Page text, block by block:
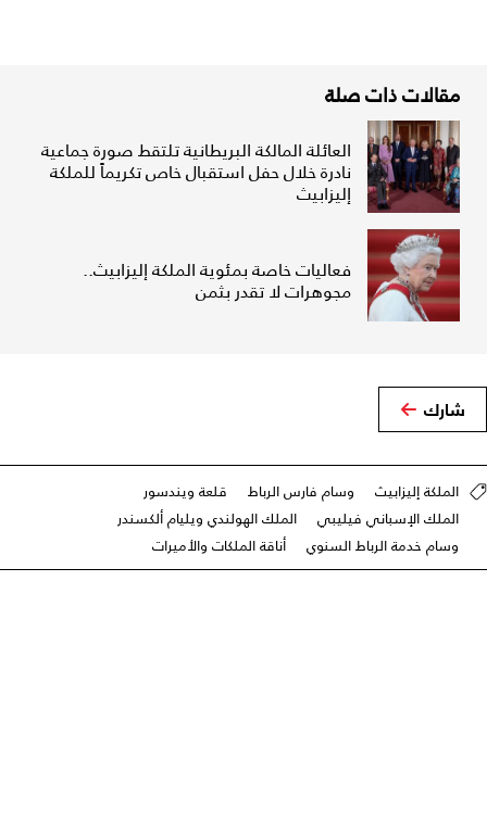
مقالات ذات صلة
العائلة المالكة البريطانية تلتقط صورة جماعية
نادرة خلال حفل استقبال خاص تكريماً للملكة
إليزابيث
فعاليات خاصة بمئوية الملكة إليزابيث..
مجوهرات لا تقدر بثمن
شارك
الملكة إليزابيث وسام فارس الرباط
قلعة ويندسور
الملك الإسباني فيليبي
الملك الهولندي ويليام ألكسندر
وسام خدمة الرباط السنوي
أناقة الملكات والأميرات